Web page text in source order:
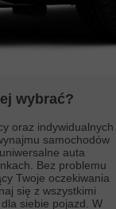
wybrać?
oraz indywidualnych
samochodów
auta
Bez problemu
Twoje oczekiwania
się z wszystkimi
siebie pojazd. W